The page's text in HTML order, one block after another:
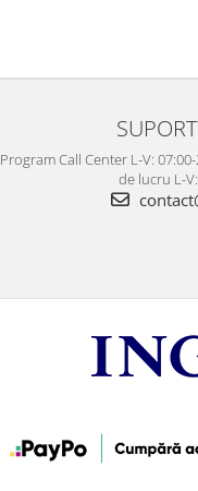
Program Call Center L-V:
de lucru L-